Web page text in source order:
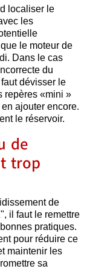
localiser le
les
le moteur de
Dans le cas
du
dévisser le
repères «mini »
ajouter encore.
le réservoir.
de
trop
de
il faut le remettre
pratiques.
pour réduire ce
maintenir les
sa